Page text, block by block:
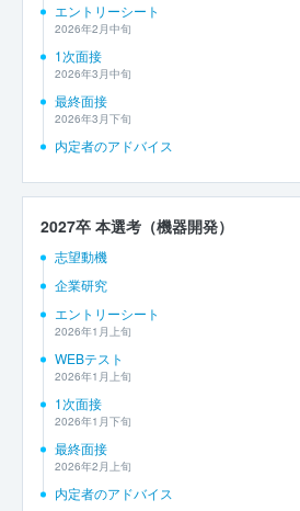
エントリーシート
2026年2月中旬
1次面接
2026年3月中旬
最終面接
2026年3月下旬
内定者のアドバイス
2027卒 本選考（機器開発）
志望動機
企業研究
エントリーシート
2026年1月上旬
WEBテスト
2026年1月上旬
1次面接
2026年1月下旬
最終面接
2026年2月上旬
内定者のアドバイス